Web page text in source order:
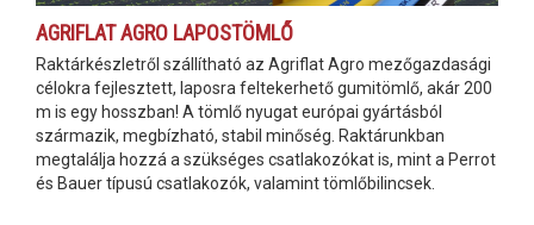
AGRIFLAT AGRO LAPOSTÖMLŐ
Raktárkészletről szállítható az Agriflat Agro mezőgazdasági
célokra fejlesztett, laposra feltekerhető gumitömlő, akár 200
m is egy hosszban! A tömlő nyugat európai gyártásból
származik, megbízható, stabil minőség. Raktárunkban
megtalálja hozzá a szükséges csatlakozókat is, mint a Perrot
és Bauer típusú csatlakozók, valamint tömlőbilincsek.